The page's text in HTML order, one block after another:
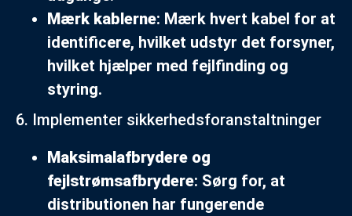
Mærk kablerne: Mærk hvert kabel for at
identificere, hvilket udstyr det forsyner,
hvilket hjælper med fejlfinding og
styring.
6. Implementer sikkerhedsforanstaltninger
Maksimalafbrydere og
fejlstrømsafbrydere: Sørg for, at
distributionen har fungerende